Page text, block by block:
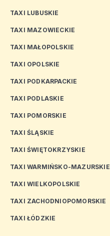
TAXI LUBUSKIE
TAXI MAZOWIECKIE
TAXI MAŁOPOLSKIE
TAXI OPOLSKIE
TAXI PODKARPACKIE
TAXI PODLASKIE
TAXI POMORSKIE
TAXI ŚLĄSKIE
TAXI ŚWIĘTOKRZYSKIE
TAXI WARMIŃSKO-MAZURSKIE
TAXI WIELKOPOLSKIE
TAXI ZACHODNIOPOMORSKIE
TAXI ŁÓDZKIE